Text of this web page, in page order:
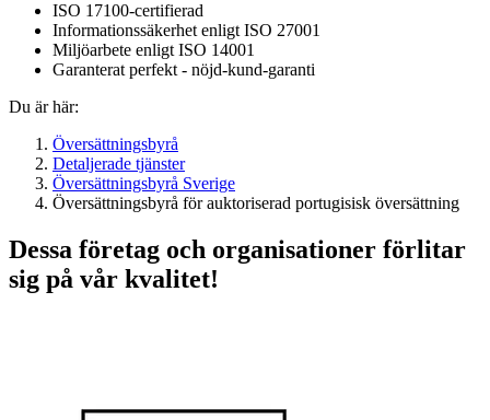
ISO 17100-certifierad
Informationssäkerhet enligt ISO 27001
Miljöarbete enligt ISO 14001
Garanterat perfekt - nöjd-kund-garanti
Du är här:
Översättningsbyrå
Detaljerade tjänster
Översättningsbyrå Sverige
Översättningsbyrå för auktoriserad portugisisk översättning
Dessa företag och organisationer förlitar
sig på vår kvalitet!